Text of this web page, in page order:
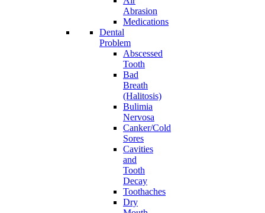
Abrasion
Medications
Dental
Problem
Abscessed
Tooth
Bad
Breath
(Halitosis)
Bulimia
Nervosa
Canker/Cold
Sores
Cavities
and
Tooth
Decay
Toothaches
Dry